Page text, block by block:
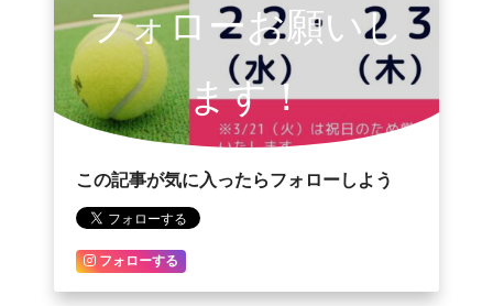
フォローお願いし
ます！
この記事が気に入ったらフォローしよう
フォローする